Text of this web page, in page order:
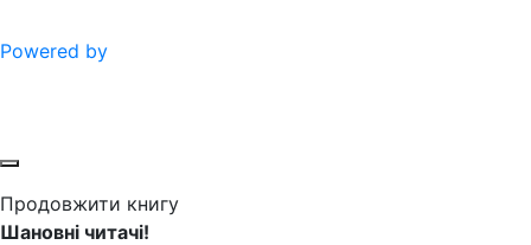
Powered by
Продовжити книгу
Шановні читачі!